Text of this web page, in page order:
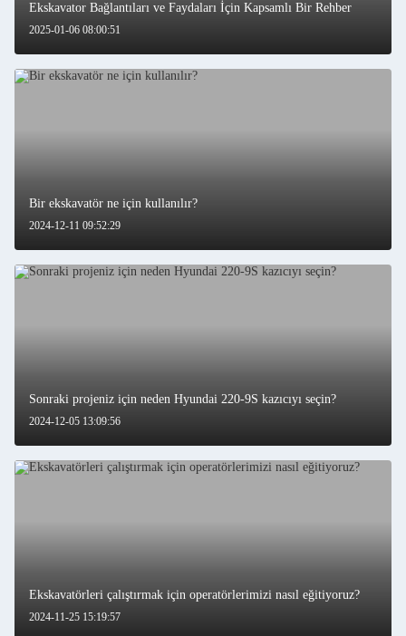
2025-01-06 08:00:51
Ekskavator Bağlantıları ve Faydaları İçin Kapsamlı Bir Rehber
2024-12-11 09:52:29
Bir ekskavatör ne için kullanılır?
2024-12-05 13:09:56
Sonraki projeniz için neden Hyundai 220-9S kazıcıyı seçin?
2024-11-25 15:19:57
Ekskavatörleri çalıştırmak için operatörlerimizi nasıl eğitiyoruz?